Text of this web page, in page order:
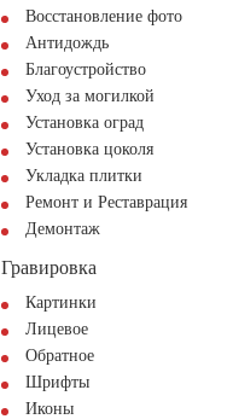
Восстановление фото
Антидождь
Благоустройство
Уход за могилкой
Установка оград
Установка цоколя
Укладка плитки
Ремонт и Реставрация
Демонтаж
Гравировка
Картинки
Лицевое
Обратное
Шрифты
Иконы